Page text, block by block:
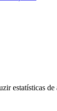
estatísticas de